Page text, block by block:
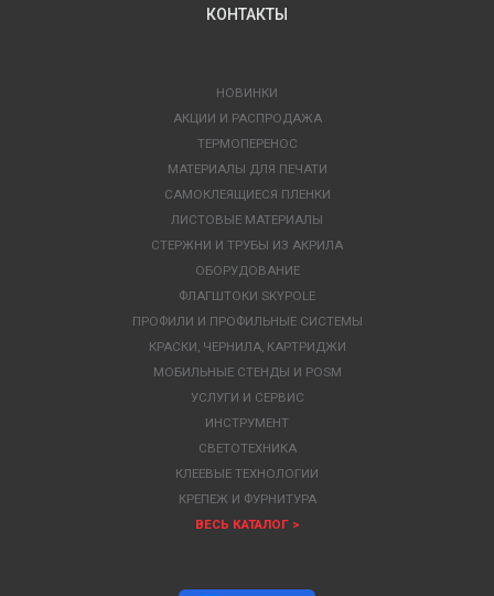
КОНТАКТЫ
НОВИНКИ
АКЦИИ И РАСПРОДАЖА
ТЕРМОПЕРЕНОС
МАТЕРИАЛЫ ДЛЯ ПЕЧАТИ
САМОКЛЕЯЩИЕСЯ ПЛЕНКИ
ЛИСТОВЫЕ МАТЕРИАЛЫ
СТЕРЖНИ И ТРУБЫ ИЗ АКРИЛА
ОБОРУДОВАНИЕ
ФЛАГШТОКИ SKYPOLE
ПРОФИЛИ И ПРОФИЛЬНЫЕ СИСТЕМЫ
КРАСКИ, ЧЕРНИЛА, КАРТРИДЖИ
МОБИЛЬНЫЕ СТЕНДЫ И POSM
УСЛУГИ И СЕРВИС
ИНСТРУМЕНТ
СВЕТОТЕХНИКА
КЛЕЕВЫЕ ТЕХНОЛОГИИ
КРЕПЕЖ И ФУРНИТУРА
ВЕСЬ КАТАЛОГ >